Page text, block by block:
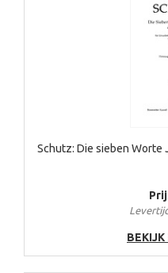
Schutz: Die sieben Worte
BEKIJK